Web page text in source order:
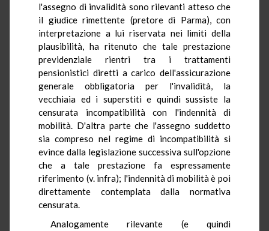
l'assegno di invalidità sono rilevanti atteso che
il giudice rimettente (pretore di Parma), con
interpretazione a lui riservata nei limiti della
plausibilità, ha ritenuto che tale prestazione
previdenziale rientri tra i trattamenti
pensionistici diretti a carico dell'assicurazione
generale obbligatoria per l'invalidità, la
vecchiaia ed i superstiti e quindi sussiste la
censurata incompatibilità con l'indennità di
mobilità. D'altra parte che l'assegno suddetto
sia compreso nel regime di incompatibilità si
evince dalla legislazione successiva sull'opzione
che a tale prestazione fa espressamente
riferimento (v. infra); l'indennità di mobilità è poi
direttamente contemplata dalla normativa
censurata.
Analogamente rilevante (e quindi